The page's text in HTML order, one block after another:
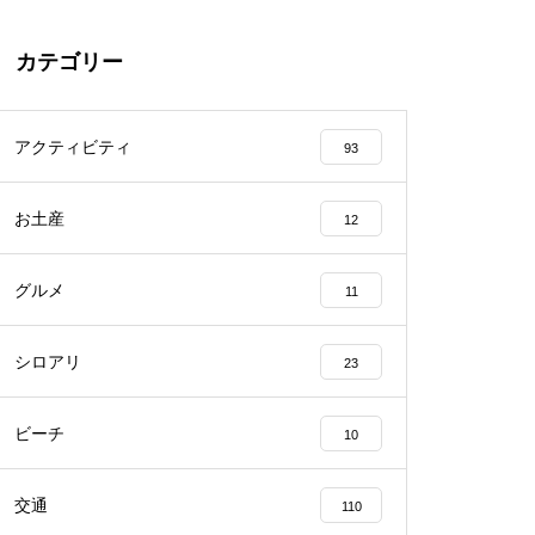
カテゴリー
アクティビティ 93
お土産 12
グルメ 11
シロアリ 23
ビーチ 10
交通 110